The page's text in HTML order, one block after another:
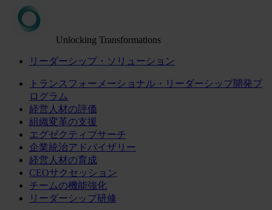
Unlocking Transformations
リーダーシップ・ソリューション
トランスフォーメーショナル・リーダーシップ開発プ
ログラム
経営人材の評価
組織変革の支援
エグゼクティブサーチ
企業統治アドバイザリー
経営人材の育成
CEOサクセッション
チームの機能強化
リーダーシップ研修